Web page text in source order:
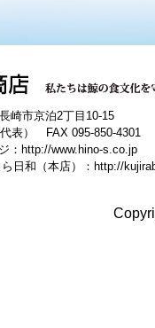
崎市京泊2丁目10-15
表） FAX 095-850-4301
： http://www.hino-s.co.jp
日和（本店）： http://